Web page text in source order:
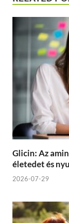
Glicin: Az
életedet és
2026-07-29